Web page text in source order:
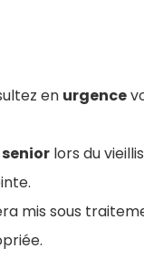
en urgence
senior lors du
mis sous